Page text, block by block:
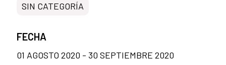
SIN CATEGORÍA
FECHA
01 AGOSTO 2020 - 30 SEPTIEMBRE 2020